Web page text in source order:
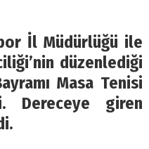
İl Müdürlüğü ile
düzenlediği
Masa Tenisi
Dereceye giren